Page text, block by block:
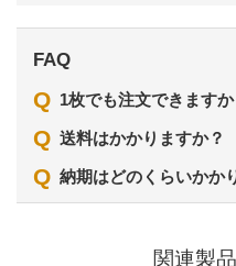
FAQ
Q 1枚でも注文できますか
Q 送料はかかりますか？
Q 納期はどのくらいかか
関連製